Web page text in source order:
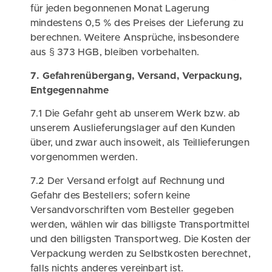
für jeden begonnenen Monat Lagerung
mindestens 0,5 % des Preises der Lieferung zu
berechnen. Weitere Ansprüche, insbesondere
aus § 373 HGB, bleiben vorbehalten.
7. Gefahrenübergang, Versand, Verpackung,
Entgegennahme
7.1 Die Gefahr geht ab unserem Werk bzw. ab
unserem Auslieferungslager auf den Kunden
über, und zwar auch insoweit, als Teillieferungen
vorgenommen werden.
7.2 Der Versand erfolgt auf Rechnung und
Gefahr des Bestellers; sofern keine
Versandvorschriften vom Besteller gegeben
werden, wählen wir das billigste Transportmittel
und den billigsten Transportweg. Die Kosten der
Verpackung werden zu Selbstkosten berechnet,
falls nichts anderes vereinbart ist.